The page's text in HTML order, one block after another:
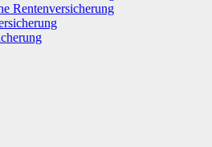
Rentenversicherung